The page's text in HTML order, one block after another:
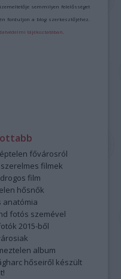
semmilyen felelősséget
forduljon a blog szerkesztőjéhez.
tájékoztatóban
fővárosról
filmek
film
hősnők
anatómia
fotós szemével
2015-ből
album
hőseiről készült